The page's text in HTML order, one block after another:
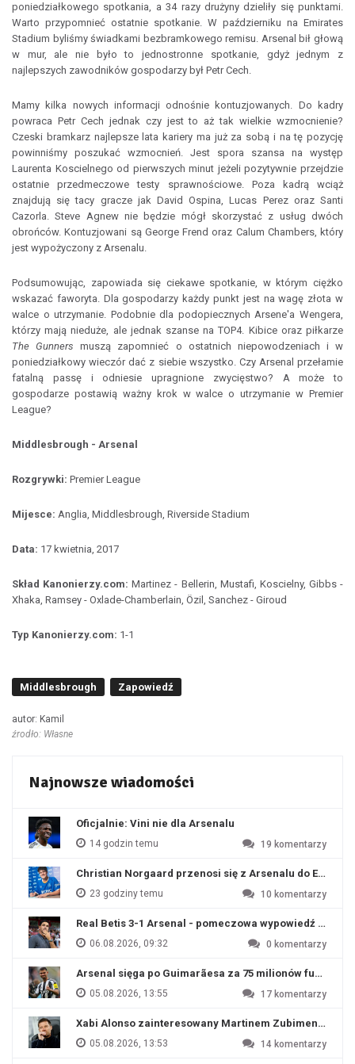
poniedziałkowego spotkania, a 34 razy drużyny dzieliły się punktami.
Warto przypomnieć ostatnie spotkanie. W październiku na Emirates
Stadium byliśmy świadkami bezbramkowego remisu. Arsenal bił głową
w mur, ale nie było to jednostronne spotkanie, gdyż jednym z
najlepszych zawodników gospodarzy był Petr Cech.
Mamy kilka nowych informacji odnośnie kontuzjowanych. Do kadry
powraca Petr Cech jednak czy jest to aż tak wielkie wzmocnienie?
Czeski bramkarz najlepsze lata kariery ma już za sobą i na tę pozycję
powinniśmy poszukać wzmocnień. Jest spora szansa na występ
Laurenta Koscielnego od pierwszych minut jeżeli pozytywnie przejdzie
ostatnie przedmeczowe testy sprawnościowe. Poza kadrą wciąż
znajdują się tacy gracze jak David Ospina, Lucas Perez oraz Santi
Cazorla. Steve Agnew nie będzie mógł skorzystać z usług dwóch
obrońców. Kontuzjowani są George Frend oraz Calum Chambers, który
jest wypożyczony z Arsenalu.
Podsumowując, zapowiada się ciekawe spotkanie, w którym ciężko
wskazać faworyta. Dla gospodarzy każdy punkt jest na wagę złota w
walce o utrzymanie. Podobnie dla podopiecznych Arsene'a Wengera,
którzy mają nieduże, ale jednak szanse na TOP4. Kibice oraz piłkarze
The Gunners muszą zapomnieć o ostatnich niepowodzeniach i w
poniedziałkowy wieczór dać z siebie wszystko. Czy Arsenal przełamie
fatalną passę i odniesie upragnione zwycięstwo? A może to
gospodarze postawią ważny krok w walce o utrzymanie w Premier
League?
Middlesbrough - Arsenal
Rozgrywki: Premier League
Mijesce: Anglia, Middlesbrough, Riverside Stadium
Data: 17 kwietnia, 2017
Skład Kanonierzy.com: Martinez - Bellerin, Mustafi, Koscielny, Gibbs -
Xhaka, Ramsey - Oxlade-Chamberlain, Özil, Sanchez - Giroud
Typ Kanonierzy.com: 1-1
Middlesbrough Zapowiedź
autor: Kamil
źrodło: Własne
Najnowsze wiadomości
Oficjalnie: Vini nie dla Arsenalu
14 godzin temu 19 komentarzy
Christian Norgaard przenosi się z Arsenalu do
23 godziny temu 10 komentarzy
Real Betis 3-1 Arsenal - pomeczowa wypowiedź Artety
06.08.2026, 09:32 0 komentarzy
Arsenal sięga po Guimarãesa za 75 milionów funtów
05.08.2026, 13:55 17 komentarzy
Xabi Alonso zainteresowany Martinem Zubimendim
05.08.2026, 13:53 14 komentarzy